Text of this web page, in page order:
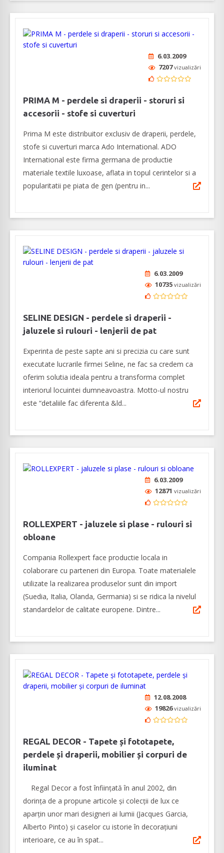
6.03.2009
7207vizualizări
PRIMA M - perdele si draperii - storuri si
accesorii - stofe si cuverturi
Prima M este distribuitor exclusiv de draperii, perdele,
stofe si cuverturi marca Ado International. ADO
International este firma germana de productie
materiale textile luxoase, aflata in topul cerintelor si a
popularitatii pe piata de gen (pentru in...
6.03.2009
10735 vizualizări
SELINE DESIGN - perdele si draperii -
jaluzele si rulouri - lenjerii de pat
Experinta de peste sapte ani si precizia cu care sunt
executate lucrarile firmei Seline, ne fac sa credem ca
oferim solutia ideala pentru a transforma complet
interiorul locuintei dumneavoastra. Motto-ul nostru
este “detaliile fac diferenta &ld...
6.03.2009
12871 vizualizări
ROLLEXPERT - jaluzele si plase - rulouri si
obloane
Compania Rollexpert face productie locala in
colaborare cu parteneri din Europa. Toate materialele
utilizate la realizarea produselor sunt din import
(Suedia, Italia, Olanda, Germania) si se ridica la nivelul
standardelor de calitate europene. Dintre...
12.08.2008
19826vizualizări
REGAL DECOR - Tapete și fototapete,
perdele și draperii, mobilier și corpuri de
iluminat
Regal Decor a fost înființată în anul 2002, din
dorința de a propune articole și colecții de lux ce
aparțin unor mari designeri ai lumii (Jacques Garcia,
Alberto Pinto) și caselor cu istorie în decorațiuni
interioare, ce au în spat...